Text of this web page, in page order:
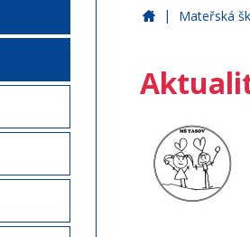
Základní škola
| Mateřská